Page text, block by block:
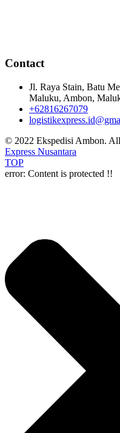
Contact
Jl. Raya Stain, Batu
Maluku, Ambon,
+62816267079
© 2022 Ekspedisi Ambon.
Express Nusantara
TOP
error: Content is protected !!